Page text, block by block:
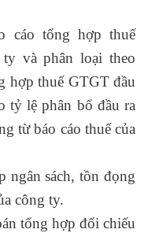
cáo tổng hợp thuế
và phân loại theo
hợp thuế GTGT đầu
tỷ lệ phân bổ đầu ra
từ báo cáo thuế của
ngân sách, tồn đọng
công ty.
tổng hợp đối chiếu